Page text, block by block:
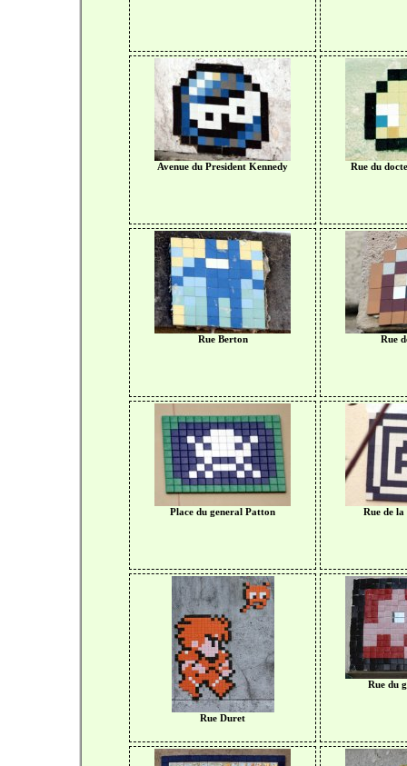
Avenue du President Kennedy Rue du
Rue Berton Rue
Place du general Patton Rue de
Rue Duret
Rue du